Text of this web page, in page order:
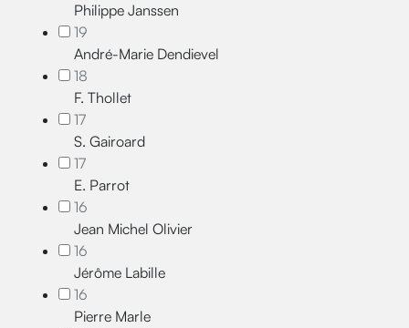
Philippe Janssen
19
André-Marie Dendievel
18
F. Thollet
17
S. Gairoard
17
E. Parrot
16
Jean Michel Olivier
16
Jérôme Labille
16
Pierre Marle